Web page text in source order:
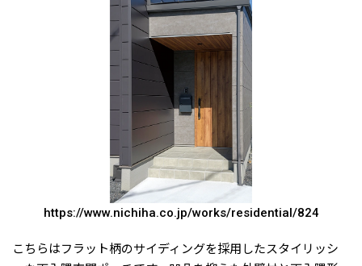
https://www.nichiha.co.jp/works/residential/824
こちらはフラット柄のサイディングを採用したスタイリッシ